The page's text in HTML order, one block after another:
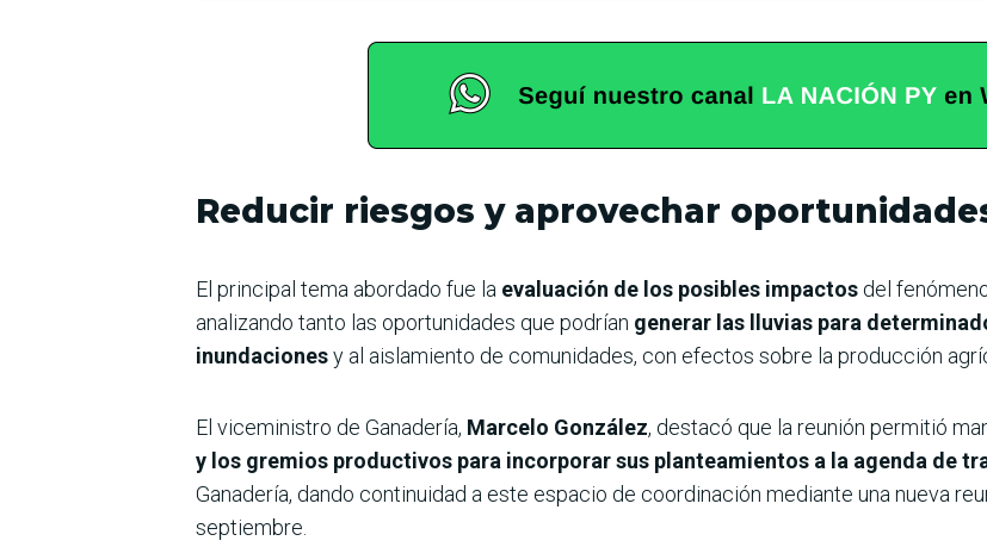
Reducir riesgos y aprovechar
El principal tema abordado fue la evaluación de los posibles impactos del
analizando tanto las oportunidades que podrían generar las lluvias para
inundacionesy al aislamiento de comunidades, con efectos sobre la producción
El viceministro de Ganadería, Marcelo González, destacó que la reunión permitió
y los gremios productivos para incorporar sus planteamientos a la agenda de
Ganadería, dando continuidad a este espacio de coordinación mediante una nueva
septiembre.